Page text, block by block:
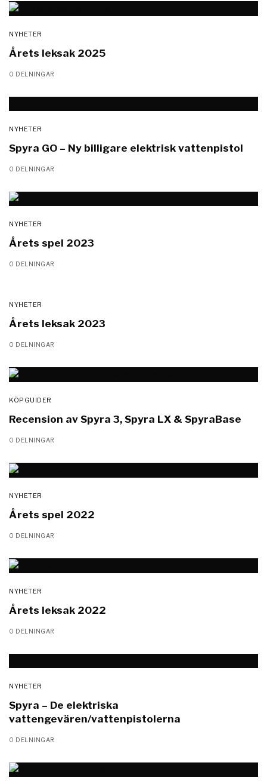
NYHETER
Årets leksak 2025
0 DELNINGAR
NYHETER
Spyra GO – Ny billigare elektrisk vattenpistol
0 DELNINGAR
NYHETER
Årets spel 2023
0 DELNINGAR
NYHETER
Årets leksak 2023
0 DELNINGAR
KÖPGUIDER
Recension av Spyra 3, Spyra LX & SpyraBase
0 DELNINGAR
NYHETER
Årets spel 2022
0 DELNINGAR
NYHETER
Årets leksak 2022
0 DELNINGAR
NYHETER
Spyra – De elektriska
vattengevären/vattenpistolerna
0 DELNINGAR